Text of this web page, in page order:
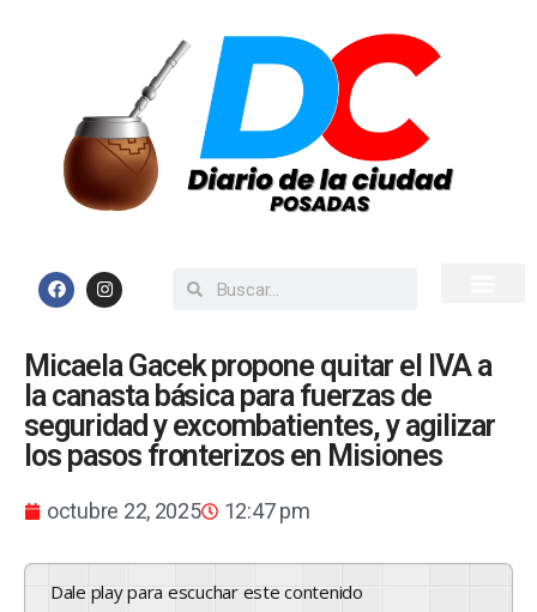
Micaela Gacek propone quitar el IVA a
la canasta básica para fuerzas de
seguridad y excombatientes, y agilizar
los pasos fronterizos en Misiones
octubre 22, 2025 12:47 pm
Dale play para escuchar este contenido